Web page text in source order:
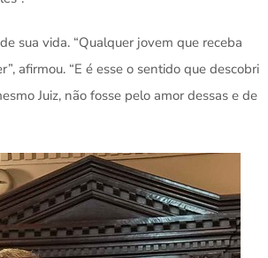
sua vida. “Qualquer jovem que receba
afirmou. “E é esse o sentido que descobri
Juiz, não fosse pelo amor dessas e de